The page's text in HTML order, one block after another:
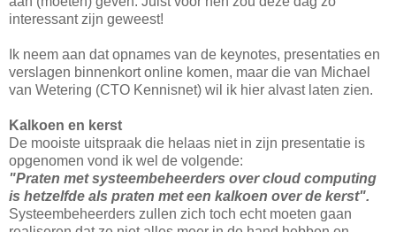
interessant zijn geweest!
Ik neem aan dat opnames van de keynotes, presentaties en
verslagen binnenkort online komen, maar die van Michael
van Wetering (CTO Kennisnet) wil ik hier alvast laten zien.
Kalkoen en kerst
De mooiste uitspraak die helaas niet in zijn presentatie is
opgenomen vond ik wel de volgende:
"Praten met systeembeheerders over cloud computing
is hetzelfde als praten met een kalkoen over de kerst".
Systeembeheerders zullen zich toch echt moeten gaan